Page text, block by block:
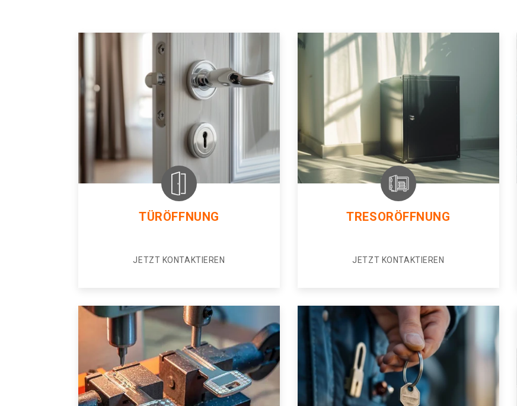
TÜRÖFFNUNG
JETZT KONTAKTIEREN
TRESORÖFFNUNG
JETZT KONTAKTIEREN